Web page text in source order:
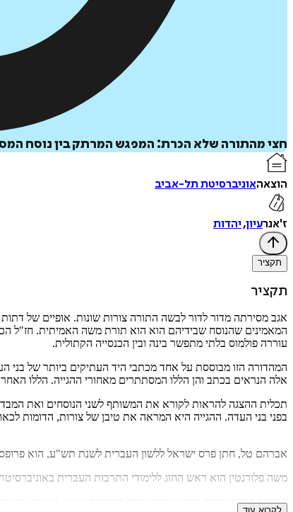
חצי מהתורה שלא הכרת: המפגש המרתק בין נוסח
הוצאהאוניברסיטת תל-אביב
ז'אנרעיון,יהדות
תקציר
תקציר
אגב מסירתה מדור לדור לבשה התורה צורות שונות. אופיים של
המאמינים שהנוסח שבידיהם הוא הוא תורת משה האמיתית. חז"ל
עוררה פולמוס בלתי מתפשר בינה ובין הכנסייה הקתולית.
המהדורה הזו מבוססת על אחד מכתבי היד העתיקים ביותר של בני
אלה הנראים בכתב והן הללו המסתתרים מאחורי ההגייה. הללו
תכלית ההצגה להראות לקורא את המשותף לשני הנוסחים ואת
בפני בני העדה. ההגייה היא המראה את טיבן של צורות, הדומות
אברהם טל, חתן פרס ישראל ללשון העברית לשנת תש"ע, הוא
משה פלורנטין הוא ראש החוג ללימודי התרבות העברית
חמישה חומשי תורה נוסח שומרון ונוסח המסורה